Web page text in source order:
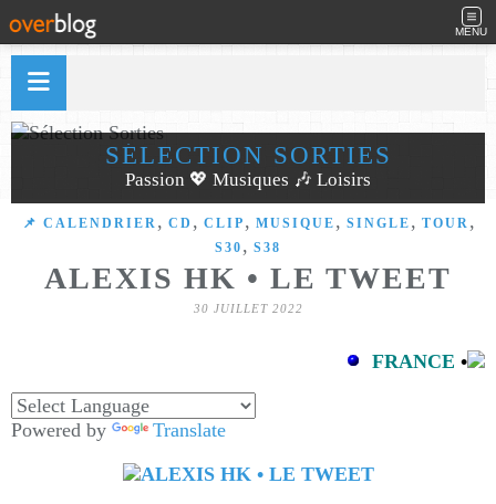
MENU
SÉLECTION SORTIES
Passion 💖 Musiques 🎶 Loisirs
📌 CALENDRIER , CD , CLIP , MUSIQUE , SINGLE , TOUR ,
S30 , S38
ALEXIS HK • LE TWEET
30 JUILLET 2022
FRANCE •
Powered by Translate